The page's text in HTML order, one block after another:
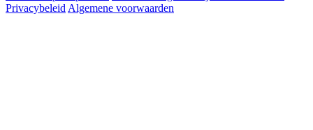
A CardMapr™ product Ontwikkeling door BjornAntonissen.nl